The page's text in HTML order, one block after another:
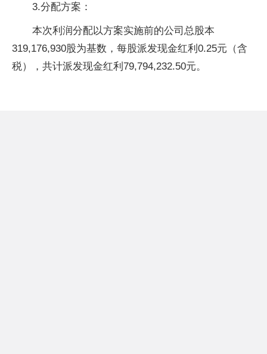
3.分配方案：
本次利润分配以方案实施前的公司总股本
319,176,930股为基数，每股派发现金红利0.25元（含
税），共计派发现金红利79,794,232.50元。